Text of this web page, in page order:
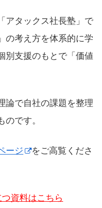
アタックス社長塾」で
の考え方を体系的に学
別支援のもとで「価値
論で自社の課題を整理
のです。
ージ
をご高覧くださ
つ資料はこちら